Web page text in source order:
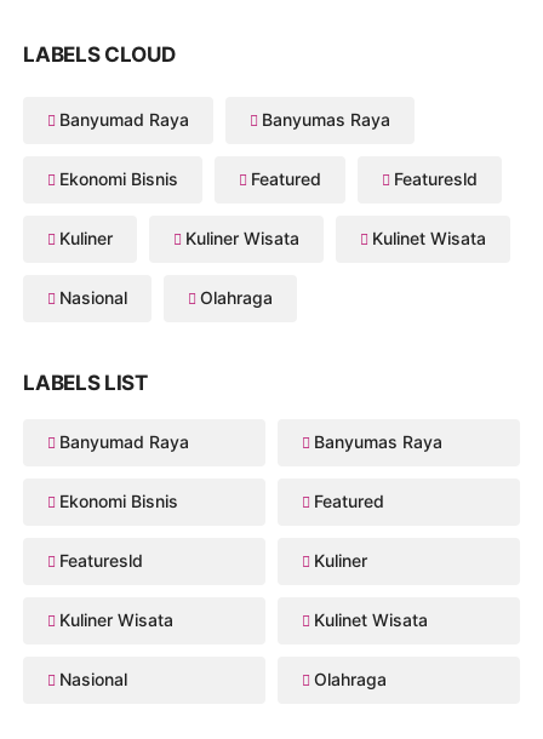
LABELS CLOUD
Banyumad Raya Banyumas Raya
Ekonomi Bisnis Featured Featuresld
Kuliner Kuliner Wisata Kulinet Wisata
Nasional Olahraga
LABELS LIST
Banyumad Raya Banyumas Raya
Ekonomi Bisnis Featured
Featuresld Kuliner
Kuliner Wisata Kulinet Wisata
Nasional Olahraga